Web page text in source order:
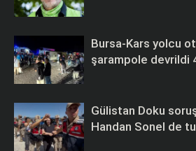
Bursa-Kars yolcu
şarampole devrildi
Gülistan Doku
Handan Sonel de